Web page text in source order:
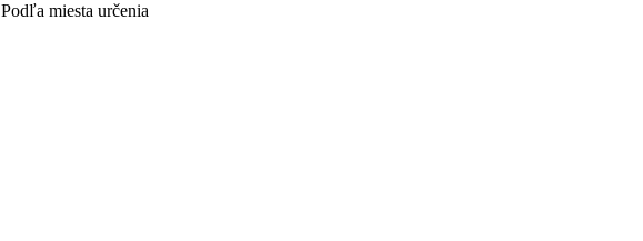
Podľa miesta určenia